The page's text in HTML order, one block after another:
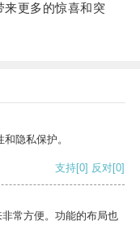
来更多的惊喜和突
隐私保护。
支持[0] 反对[0]
常方便。功能的布局也